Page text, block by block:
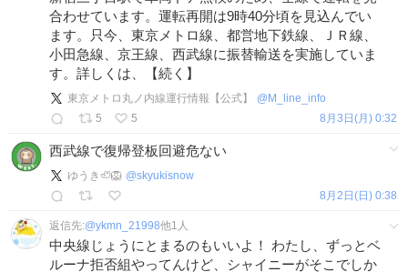
合わせています。運転再開は9時40分頃を見込んでい
ます。只今、東京メトロ線、都営地下鉄線、ＪＲ線、
小田急線、京王線、西武線に振替輸送を実施していま
す。詳しくは、【続く】
東京メトロ丸ノ内線運行情報【公式】 @ M_line_info
5
5 8月3日(月) 0:32
西武線で復帰登板回避危ない
ゆうき🦥🦁 @skyukisnow
8月2日(日) 0:38
返信先:@ykmn_21998他1 人
中央線じょうにとまるのもいいよ！ わたし、ずっとベ
ルーナ拒否組やってんけど、シャイニーがそこでしか